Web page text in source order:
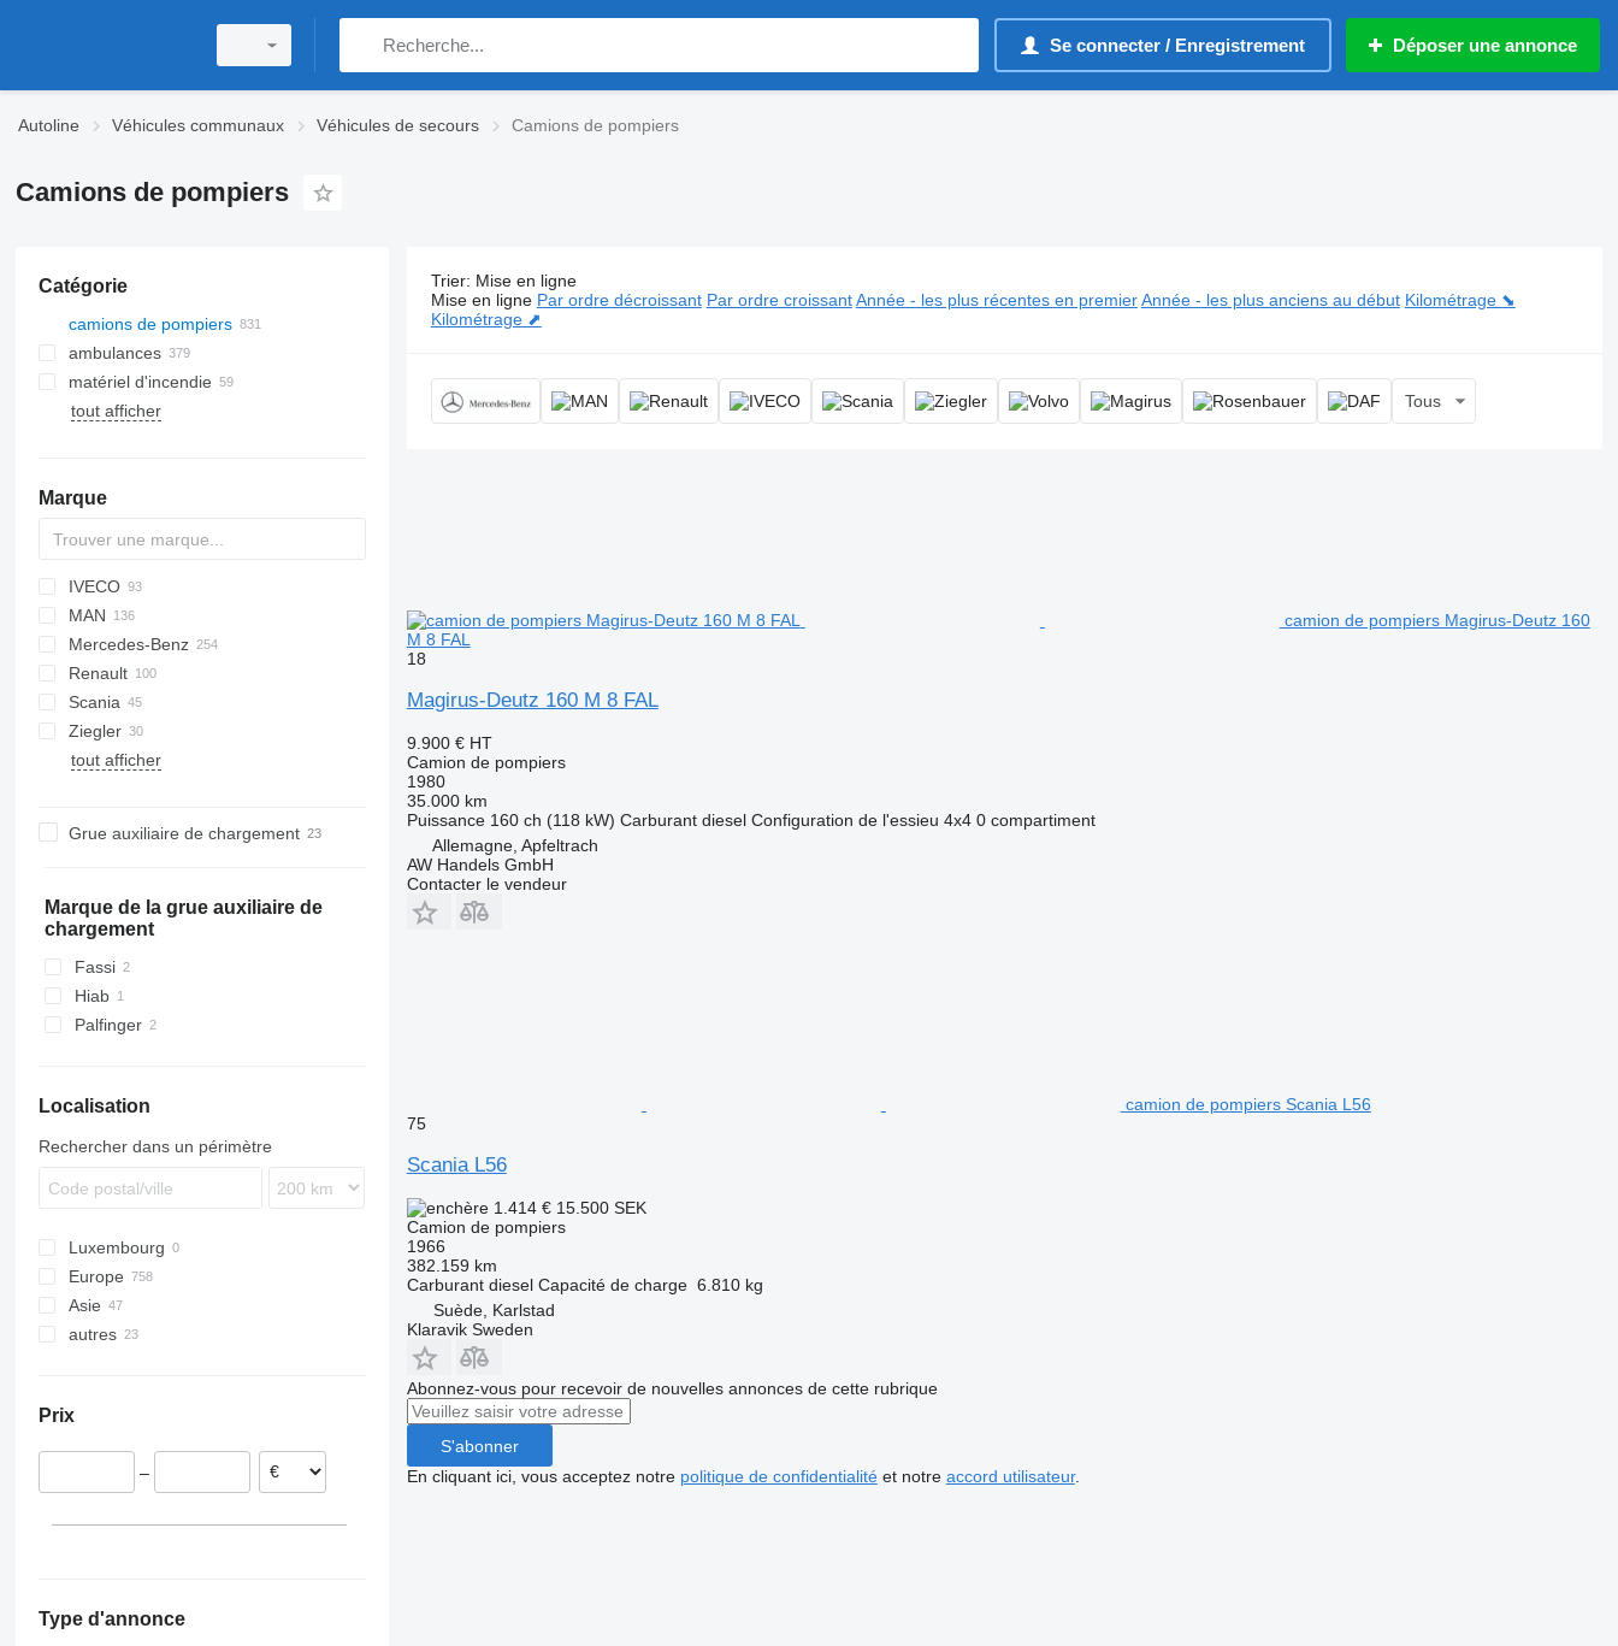
Se connecter / Enregistrement Déposer une annonce
Autoline Véhicules communaux Véhicules de secours Camions de pompiers
Camions de pompiers
Catégorie
camions de pompiers
ambulances
matériel d'incendie
tout afficher
Marque
A series
Jumper
CF
LF
Ducato
F-series
Ranger
Transit
FL
HD-series
L-series
W-series
IVECO
Daily
EuroCargo
Eurofire
Magirus
T-Way
PayStar
D-Max
ELF
FVR
MAN
KAT
L2000
LE
TGA
TGE
5336
Deutz
Mercedes-Benz
Actros
Atego
Axor
Econic
Unimog
Vario
Canter
Atlas
Movano
Boxer
Renault
D-series
G-series
Kerax
Midlum
Premium
Scania
L-series
P-series
13S23
19S
815
T-series
Dyna
Hilux
4320
Crafter
LT
FL
FM
131
Ziegler
tout afficher
Grue auxiliaire de chargement
Marque de la grue auxiliaire de
chargement
Fassi
Hiab
Palfinger
Localisation
Rechercher dans un périmètre
Luxembourg
Europe
Pays-Bas
Portugal
Croatie
Asie
Chine
Ouzbékistan
autres
Prix
–
Type d'annonce
831 annonces:Camions de pompiers, véhicule pompier, camion d'incendie, camion-citerne feu
Trier: Mise en ligne
Mise en ligne Par ordre décroissant Par ordre croissant Année - les plus récentes en premier Année - les plus anciens au début Kilométrage ⬊
Kilométrage ⬈
Tous
camion de pompiers Magirus-Deutz 160
M 8 FAL
18
Magirus-Deutz 160 M 8 FAL
9.900 € HT
Camion de pompiers
1980
35.000 km
Puissance 160 ch (118 kW) Carburant diesel Configuration de l'essieu 4x4 0 compartiment
Allemagne, Apfeltrach
AW Handels GmbH
Contacter le vendeur
camion de pompiers Scania L56
75
Scania L56
1.414 € 15.500 SEK
Camion de pompiers
1966
382.159 km
Carburant diesel Capacité de charge 6.810 kg
Suède, Karlstad
Klaravik Sweden
Abonnez-vous pour recevoir de nouvelles annonces de cette rubrique
S'abonner
En cliquant ici, vous acceptez notre politique de confidentialitéet notre accord utilisateur.